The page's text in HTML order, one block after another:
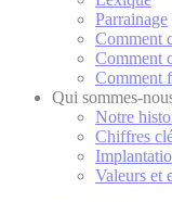
Parrainage
Comment
Comment
Comment
Qui sommes-
Notre
Chiffres
Valeurs et